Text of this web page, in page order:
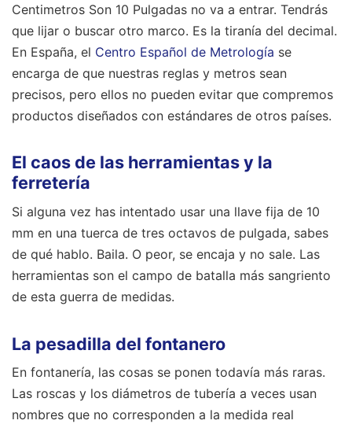
Centimetros Son 10 Pulgadas no va a entrar. Tendrás
que lijar o buscar otro marco. Es la tiranía del decimal.
En España, el Centro Español de Metrología se
encarga de que nuestras reglas y metros sean
precisos, pero ellos no pueden evitar que compremos
productos diseñados con estándares de otros países.
El caos de las herramientas y la
ferretería
Si alguna vez has intentado usar una llave fija de 10
mm en una tuerca de tres octavos de pulgada, sabes
de qué hablo. Baila. O peor, se encaja y no sale. Las
herramientas son el campo de batalla más sangriento
de esta guerra de medidas.
La pesadilla del fontanero
En fontanería, las cosas se ponen todavía más raras.
Las roscas y los diámetros de tubería a veces usan
nombres que no corresponden a la medida real